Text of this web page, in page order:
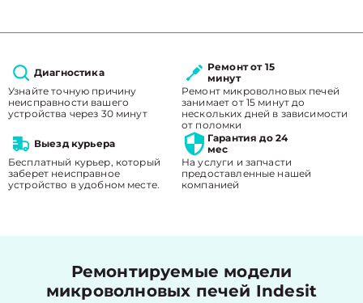
Диагностика
Узнайте точную причину
неисправности вашего
устройства через 30 минут
Ремонт от 15
минут
Ремонт микроволновых печей
занимает от 15 минут до
нескольких дней в зависимости
от поломки
Выезд курьера
Бесплатный курьер, который
заберет неисправное
устройство в удобном месте.
Гарантия до 24
мес
На услуги и запчасти
предоставленные нашей
компанией
Ремонтируемые модели
микроволновых печей Indesit